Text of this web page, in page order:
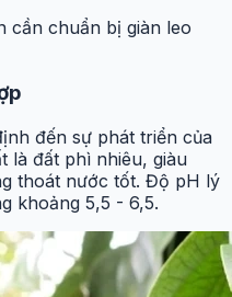
cần chuẩn bị giàn leo
đến sự phát triển của
là đất phì nhiêu, giàu
thoát nước tốt. Độ pH lý
khoảng 5,5 - 6,5.